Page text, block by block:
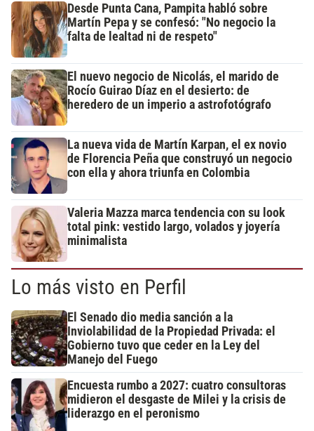
Desde Punta Cana, Pampita habló sobre
Martín Pepa y se confesó: "No negocio la
falta de lealtad ni de respeto"
El nuevo negocio de Nicolás, el marido de
Rocío Guirao Díaz en el desierto: de
heredero de un imperio a astrofotógrafo
La nueva vida de Martín Karpan, el ex novio
de Florencia Peña que construyó un negocio
con ella y ahora triunfa en Colombia
Valeria Mazza marca tendencia con su look
total pink: vestido largo, volados y joyería
minimalista
Lo más visto en Perfil
El Senado dio media sanción a la
Inviolabilidad de la Propiedad Privada: el
Gobierno tuvo que ceder en la Ley del
Manejo del Fuego
Encuesta rumbo a 2027: cuatro consultoras
midieron el desgaste de Milei y la crisis de
liderazgo en el peronismo